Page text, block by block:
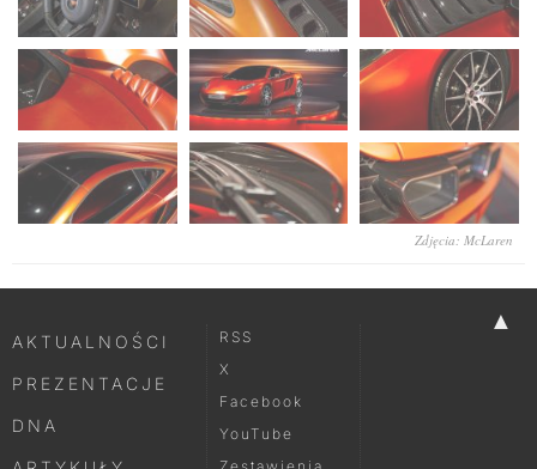
Zdjęcia: McLaren
▲
AKTUALNOŚCI
PREZENTACJE
DNA
RSS
X
Facebook
YouTube